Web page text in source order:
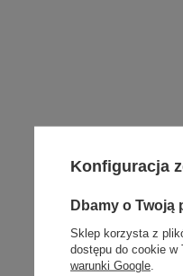
Konfiguracja
Dbamy o Twoją
Sklep korzysta z
dostępu do cookie w
warunki Google